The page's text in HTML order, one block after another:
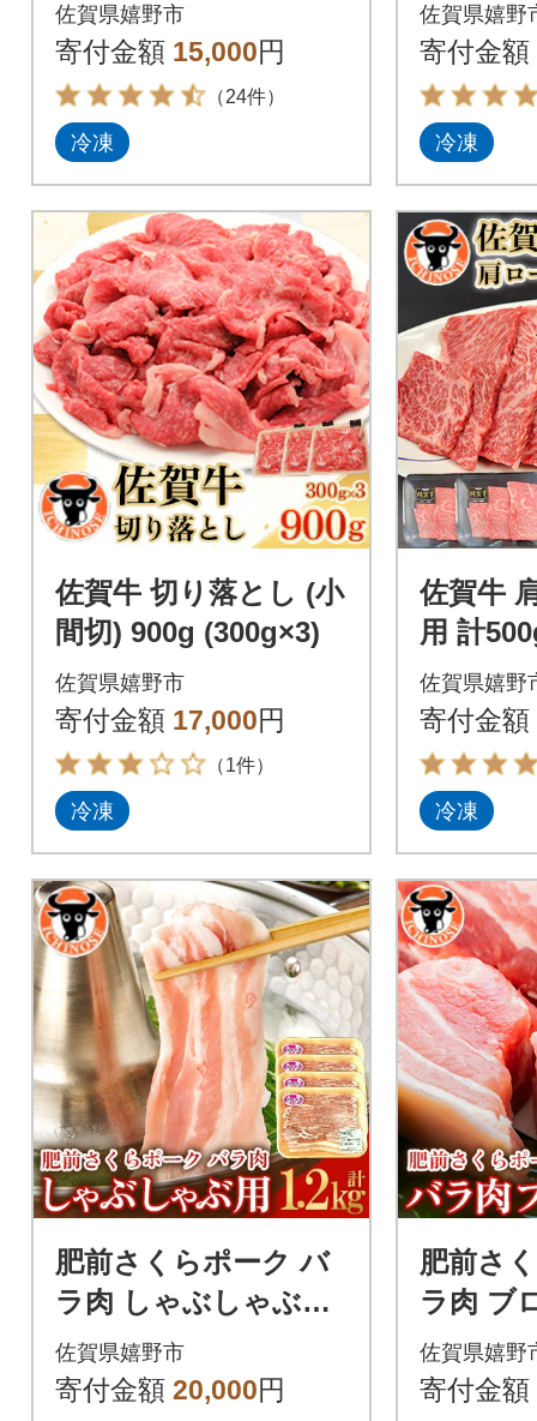
佐賀県嬉野市
寄付金額 15,000円
（24件）
冷凍
佐賀県嬉野
寄付金額
冷凍
佐賀牛 切り落とし (小
間切) 900g (300g×3)
佐賀県嬉野市
寄付金額 17,000円
（1件）
冷凍
佐賀牛
用 計
佐賀県嬉野
寄付金額
冷凍
肥前さくらポーク バ
ラ肉 しゃぶしゃぶ用
計1.2kg
佐賀県嬉野市
寄付金額 20,000円
肥前さ
ラ肉 ブ
g
佐賀県嬉野
寄付金額